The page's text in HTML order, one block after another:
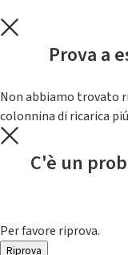
Prova a
Non abbiamo trovato
colonnina di ricarica
C'è un
Per favore riprova.
Riprova